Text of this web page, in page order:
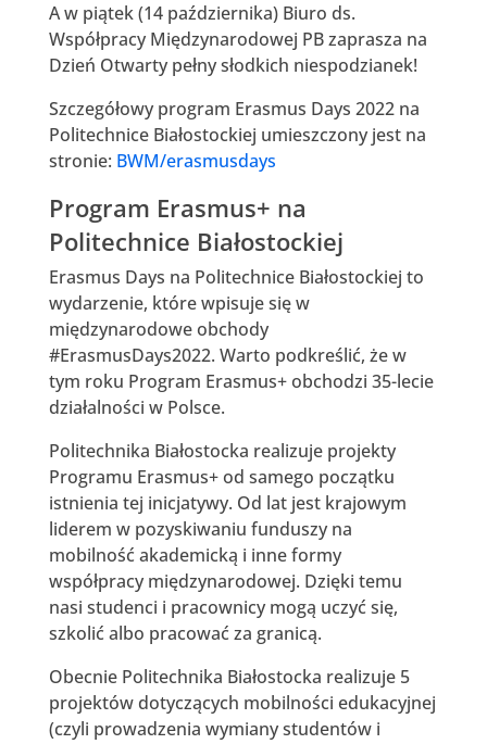
A w piątek (14 października) Biuro ds.
Współpracy Międzynarodowej PB zaprasza na
Dzień Otwarty pełny słodkich niespodzianek!
Szczegółowy program Erasmus Days 2022 na
Politechnice Białostockiej umieszczony jest na
stronie: BWM/erasmusdays
Program Erasmus+ na
Politechnice Białostockiej
Erasmus Days na Politechnice Białostockiej to
wydarzenie, które wpisuje się w
międzynarodowe obchody
#ErasmusDays2022. Warto podkreślić, że w
tym roku Program Erasmus+ obchodzi 35-lecie
działalności w Polsce.
Politechnika Białostocka realizuje projekty
Programu Erasmus+ od samego początku
istnienia tej inicjatywy. Od lat jest krajowym
liderem w pozyskiwaniu funduszy na
mobilność akademicką i inne formy
współpracy międzynarodowej. Dzięki temu
nasi studenci i pracownicy mogą uczyć się,
szkolić albo pracować za granicą.
Obecnie Politechnika Białostocka realizuje 5
projektów dotyczących mobilności edukacyjnej
(czyli prowadzenia wymiany studentów i